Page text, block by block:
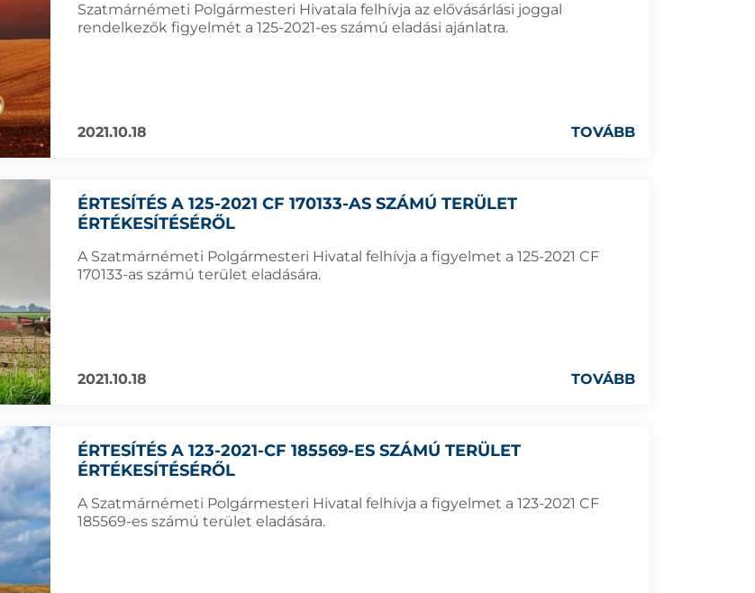
Szatmárnémeti Polgármesteri Hivatala felhívja az elővásárlási joggal
rendelkezők figyelmét a 125-2021-es számú eladási ajánlatra.
2021.10.18 TOVÁBB
ÉRTESÍTÉS A 125-2021 CF 170133-AS SZÁMÚ TERÜLET
ÉRTÉKESÍTÉSÉRŐL
A Szatmárnémeti Polgármesteri Hivatal felhívja a figyelmet a 125-2021 CF
170133-as számú terület eladására.
2021.10.18 TOVÁBB
ÉRTESÍTÉS A 123-2021-CF 185569-ES SZÁMÚ TERÜLET
ÉRTÉKESÍTÉSÉRŐL
A Szatmárnémeti Polgármesteri Hivatal felhívja a figyelmet a 123-2021 CF
185569-es számú terület eladására.